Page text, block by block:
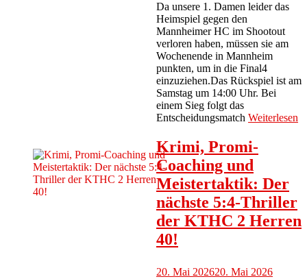
Da unsere 1. Damen leider das
Heimspiel gegen den
Mannheimer HC im Shootout
verloren haben, müssen sie am
Wochenende in Mannheim
punkten, um in die Final4
einzuziehen.Das Rückspiel ist am
Samstag um 14:00 Uhr. Bei
einem Sieg folgt das
Entscheidungsmatch Weiterlesen
Krimi, Promi-
Coaching und
Meistertaktik: Der
nächste 5:4-Thriller
der KTHC 2 Herren
40!
20. Mai 202620. Mai 2026